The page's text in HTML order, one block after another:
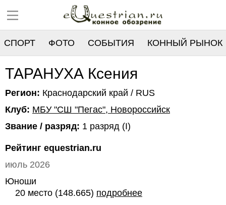
СПОРТ ФОТО СОБЫТИЯ КОННЫЙ РЫНОК
РЕЕСТР
ТАРАНУХА Ксения
Регион: Краснодарский край / RUS
Клуб: МБУ "СШ "Пегас", Новороссийск
Звание / разряд: 1 разряд (I)
Рейтинг equestrian.ru
июль 2026
Юноши
20 место (148.665) подробнее